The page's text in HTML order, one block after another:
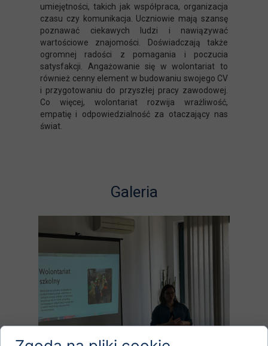
umiejętności, takich jak współpraca, organizacja
czasu czy komunikacja. Uczniowie mają szansę
poznawać ciekawych ludzi i nawiązywać
wartościowe znajomości. Doświadczają także
ogromnej radości z pomagania i poczucia
satysfakcji. Angażowanie się w wolontariat to
również cenny element w budowaniu swojego CV
i przygotowaniu do przyszłej pracy zawodowej.
Co więcej, wolontariat rozwija wrażliwość,
empatię i odpowiedzialność za otaczający nas
świat.
Galeria